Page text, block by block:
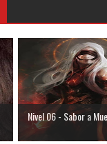
Nivel 06 - Sabor a